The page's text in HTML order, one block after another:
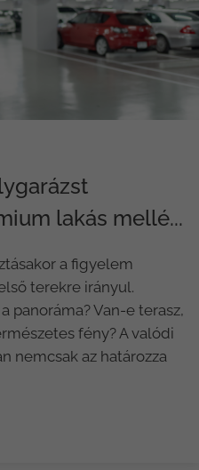
lakás mellé...
a figyelem
terekre irányul.
panoráma? Van-e terasz,
fény? A valódi
nemcsak az határozza